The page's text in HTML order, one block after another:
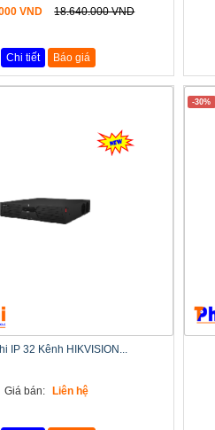
VND 18.640.000 VND
Chi tiết Báo giá
IP 32 Kênh HIKVISION...
Giá bán: Liên hệ
-30%